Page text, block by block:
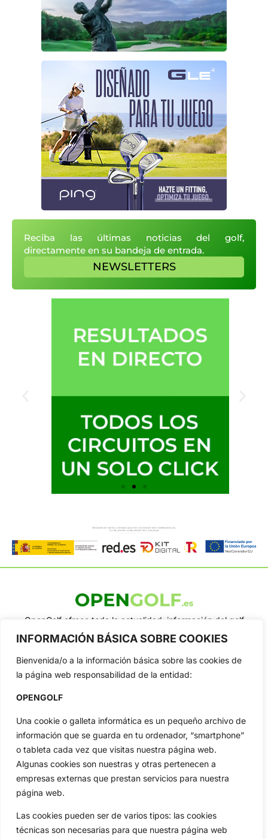
INFORMACIÓN BÁSICA SOBRE COOKIES
Bienvenida/o a la información básica sobre las cookies de
la página web responsabilidad de la entidad:
OPENGOLF
Una cookie o galleta informática es un pequeño archivo de
información que se guarda en tu ordenador, “smartphone”
o tableta cada vez que visitas nuestra página web.
Algunas cookies son nuestras y otras pertenecen a
empresas externas que prestan servicios para nuestra
página web.
Las cookies pueden ser de varios tipos: las cookies
técnicas son necesarias para que nuestra página web
Reciba las últimas noticias del golf,
directamente en su bandeja de entrada.
NEWSLETTERS
OpenGolf ofrece toda la actualidad, información del golf
profesional y amateur, resultados en directo, vídeos, noticias,
Jon Rahm, LIV Golf, PGA Tour, Ryder Cup, DP World Tour, LPGA
Categorias
Actualidad
Amateurs
Circuitos
Especiales
Reglas
Vídeos
De Interés
Compañía
Aviso Legal
Política de Cookies